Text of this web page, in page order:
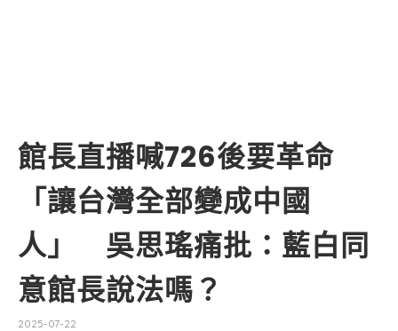
館長直播喊726後要革命
「讓台灣全部變成中國
人」 吳思瑤痛批：藍白同
意館長說法嗎？
2025-07-22